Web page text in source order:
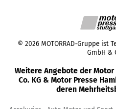
© 2026 MOTORRAD-Gruppe ist
GmbH &
Weitere Angebote der
Co. KG & Motor Presse
deren